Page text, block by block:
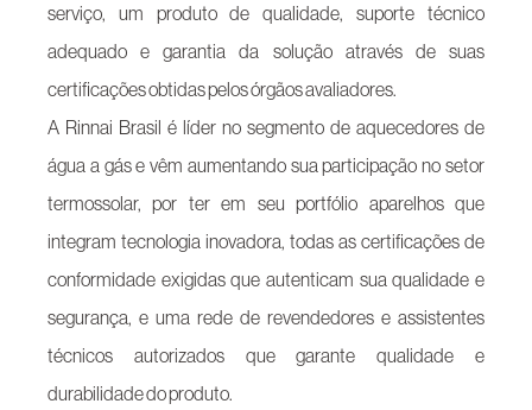
serviço, um produto de qualidade, suporte técnico
adequado e garantia da solução através de suas
certificações obtidas pelos órgãos avaliadores.
A Rinnai Brasil é líder no segmento de aquecedores de
água a gás e vêm aumentando sua participação no setor
termossolar, por ter em seu portfólio aparelhos que
integram tecnologia inovadora, todas as certificações de
conformidade exigidas que autenticam sua qualidade e
segurança, e uma rede de revendedores e assistentes
técnicos autorizados que garante qualidade e
durabilidade do produto.